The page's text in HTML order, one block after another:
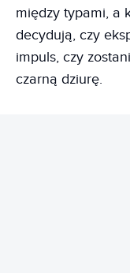
między typami, a
decydują, czy
impuls, czy
czarną dziurę.